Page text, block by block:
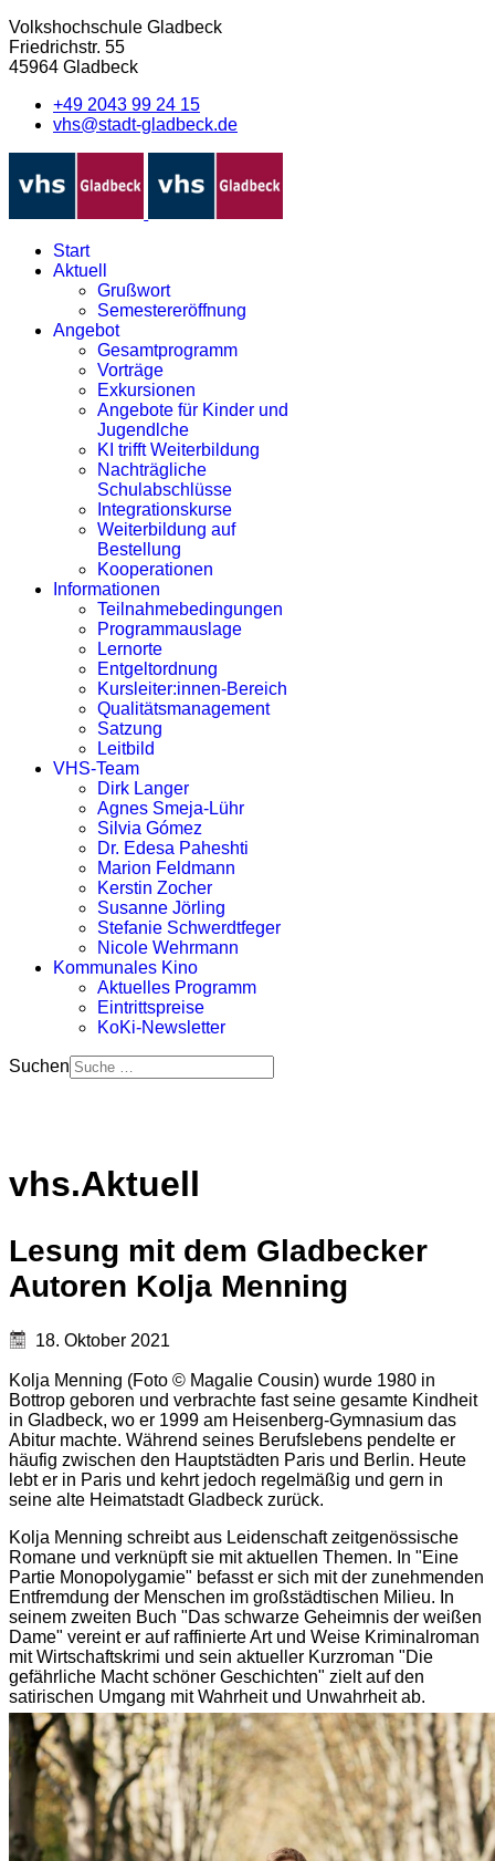
Volkshochschule Gladbeck
Friedrichstr. 55
45964 Gladbeck
+49 2043 99 24 15
vhs@stadt-gladbeck.de
Start
Aktuell
Grußwort
Semestereröffnung
Angebot
Gesamtprogramm
Vorträge
Exkursionen
Angebote für Kinder und
Jugendlche
KI trifft Weiterbildung
Nachträgliche
Schulabschlüsse
Integrationskurse
Weiterbildung auf
Bestellung
Kooperationen
Informationen
Teilnahmebedingungen
Programmauslage
Lernorte
Entgeltordnung
Kursleiter:innen-Bereich
Qualitätsmanagement
Satzung
Leitbild
VHS-Team
Dirk Langer
Agnes Smeja-Lühr
Silvia Gómez
Dr. Edesa Paheshti
Marion Feldmann
Kerstin Zocher
Susanne Jörling
Stefanie Schwerdtfeger
Nicole Wehrmann
Kommunales Kino
Aktuelles Programm
Eintrittspreise
KoKi-Newsletter
Suchen
vhs.Aktuell
Lesung mit dem Gladbecker
Autoren Kolja Menning
18. Oktober 2021
Kolja Menning (Foto © Magalie Cousin) wurde 1980 in
Bottrop geboren und verbrachte fast seine gesamte Kindheit
in Gladbeck, wo er 1999 am Heisenberg-Gymnasium das
Abitur machte. Während seines Berufslebens pendelte er
häufig zwischen den Hauptstädten Paris und Berlin. Heute
lebt er in Paris und kehrt jedoch regelmäßig und gern in
seine alte Heimatstadt Gladbeck zurück.
Kolja Menning schreibt aus Leidenschaft zeitgenössische
Romane und verknüpft sie mit aktuellen Themen. In "Eine
Partie Monopolygamie" befasst er sich mit der zunehmenden
Entfremdung der Menschen im großstädtischen Milieu. In
seinem zweiten Buch "Das schwarze Geheimnis der weißen
Dame" vereint er auf raffinierte Art und Weise Kriminalroman
mit Wirtschaftskrimi und sein aktueller Kurzroman "Die
gefährliche Macht schöner Geschichten" zielt auf den
satirischen Umgang mit Wahrheit und Unwahrheit ab.